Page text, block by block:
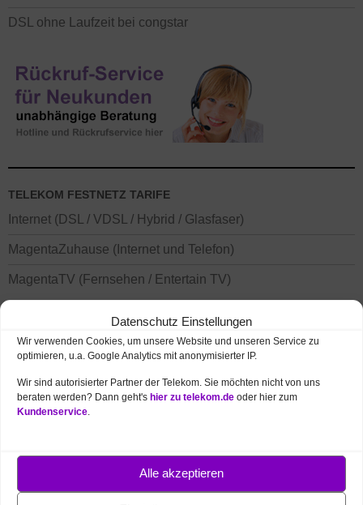
Datenschutz Einstellungen
Wir verwenden Cookies, um unsere Website und unseren Service zu
optimieren, u.a. Google Analytics mit anonymisierter IP.
Wir sind autorisierter Partner der Telekom. Sie möchten nicht von uns
beraten werden? Dann geht's hier zu telekom.de oder hier zum
Kundenservice
Alle akzeptieren
DSL ohne Laufzeit bei congstar
TELEKOM FESTNETZ TARIFE
Internet (DSL / VDSL / Hybrid / Glasfaser)
MagentaZuhause (Internet und Telefon)
MagentaTV (Fernsehen / Entertain TV)
Handys / Smartphones mit Vertrag